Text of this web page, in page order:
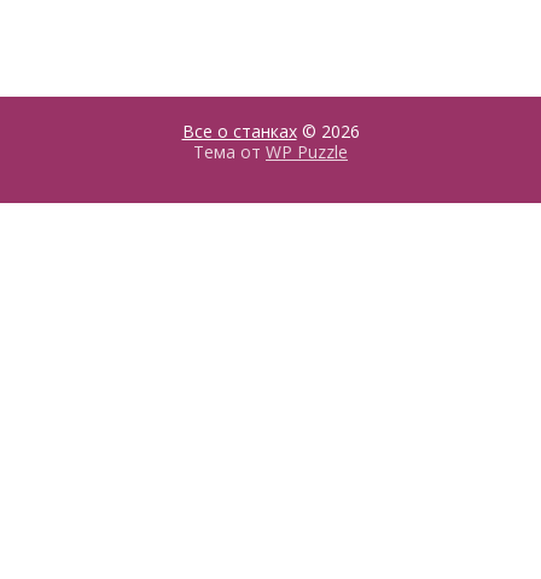
Все о станках© 2026
Тема от WP Puzzle